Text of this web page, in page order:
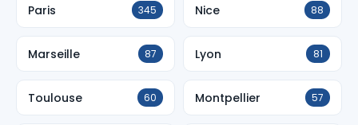
Paris 345 Nice 88
Marseille 87 Lyon 81
Toulouse 60 Montpellier 57